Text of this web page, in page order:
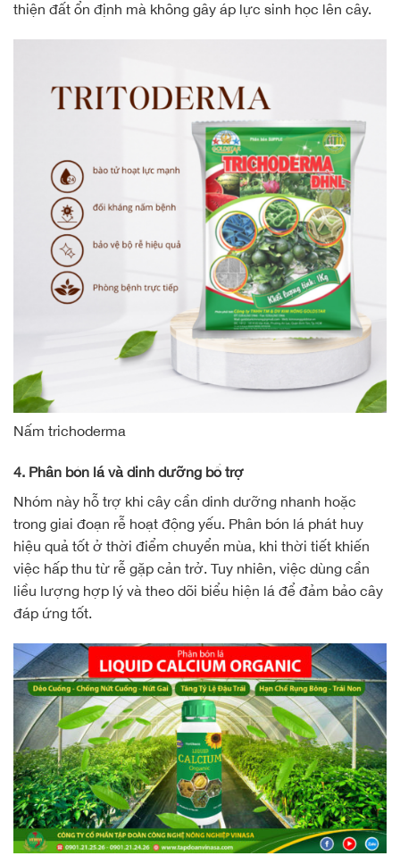
thiện đất ổn định mà không gây áp lực sinh học lên cây.
Nấm trichoderma
4. Phân bón lá và dinh dưỡng bổ trợ
Nhóm này hỗ trợ khi cây cần dinh dưỡng nhanh hoặc
trong giai đoạn rễ hoạt động yếu. Phân bón lá phát huy
hiệu quả tốt ở thời điểm chuyển mùa, khi thời tiết khiến
việc hấp thu từ rễ gặp cản trở. Tuy nhiên, việc dùng cần
liều lượng hợp lý và theo dõi biểu hiện lá để đảm bảo cây
đáp ứng tốt.